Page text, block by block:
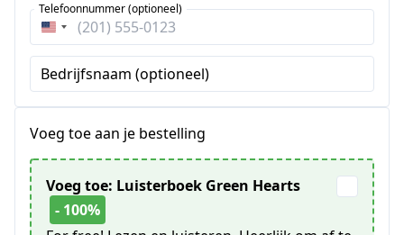
Verenigde
Staten
+1
Telefoonnummer (optioneel)
Bedrijfsnaam (optioneel)
Voeg toe aan je bestelling
Voeg toe: Luisterboek Green Hearts
- 100%